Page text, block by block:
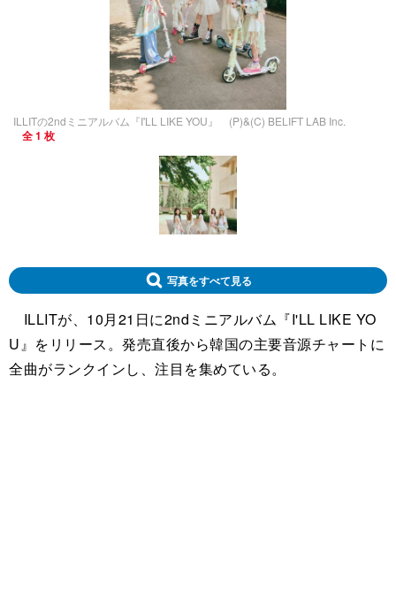
ILLITの2ndミニアルバム『I'LL LIKE YOU』 (P)&(C) BELIFT LAB Inc.
全 1 枚
写真をすべて見る
ILLITが、10月21日に2ndミニアルバム『I'LL LIKE YO
U』をリリース。発売直後から韓国の主要音源チャートに
全曲がランクインし、注目を集めている。